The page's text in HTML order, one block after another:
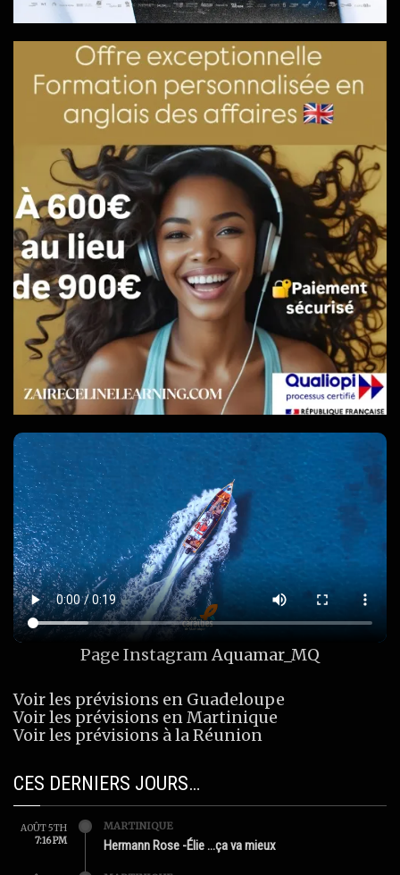
Page InstagramAquamar_MQ
Voir les prévisions en Guadeloupe
Voir les prévisions en Martinique
Voir les prévisions à la Réunion
CES DERNIERS JOURS…
AOÛT 5TH
7:16 PM
MARTINIQUE
Hermann Rose -Élie …ça va mieux